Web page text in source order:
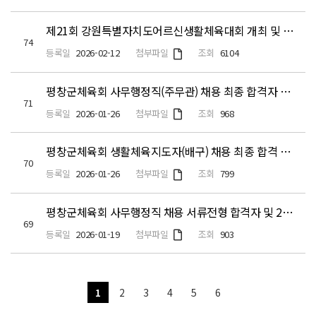
74
제21회 강원특별자치도어르신생활체육대회 개최 및 참가신청 안내
등록일 2026-02-12 첨부파일 조회 6104
71
평창군체육회 사무행정직(주무관) 채용 최종 합격자 안내
등록일 2026-01-26 첨부파일 조회 968
70
평창군체육회 생활체육지도자(배구) 채용 최종 합격 안내
등록일 2026-01-26 첨부파일 조회 799
69
평창군체육회 사무행정직 채용 서류전형 합격자 및 2차 전형(면접)안내
등록일 2026-01-19 첨부파일 조회 903
1 2 3 4 5 6